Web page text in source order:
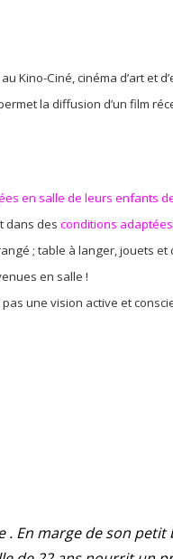
Kino-Ciné, cinéma d’art et
la diffusion d’un film
en salle de leurs enfants
dans des conditions adaptées
; table à langer, jouets
en salle !
pas une vision active et
. En marge de son